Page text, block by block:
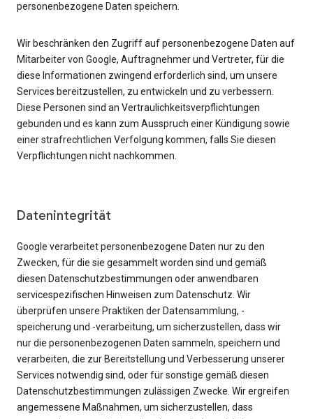
personenbezogene Daten speichern.
Wir beschränken den Zugriff auf personenbezogene Daten auf
Mitarbeiter von Google, Auftragnehmer und Vertreter, für die
diese Informationen zwingend erforderlich sind, um unsere
Services bereitzustellen, zu entwickeln und zu verbessern.
Diese Personen sind an Vertraulichkeitsverpflichtungen
gebunden und es kann zum Ausspruch einer Kündigung sowie
einer strafrechtlichen Verfolgung kommen, falls Sie diesen
Verpflichtungen nicht nachkommen.
Datenintegrität
Google verarbeitet personenbezogene Daten nur zu den
Zwecken, für die sie gesammelt worden sind und gemäß
diesen Datenschutzbestimmungen oder anwendbaren
servicespezifischen Hinweisen zum Datenschutz. Wir
überprüfen unsere Praktiken der Datensammlung, -
speicherung und -verarbeitung, um sicherzustellen, dass wir
nur die personenbezogenen Daten sammeln, speichern und
verarbeiten, die zur Bereitstellung und Verbesserung unserer
Services notwendig sind, oder für sonstige gemäß diesen
Datenschutzbestimmungen zulässigen Zwecke. Wir ergreifen
angemessene Maßnahmen, um sicherzustellen, dass